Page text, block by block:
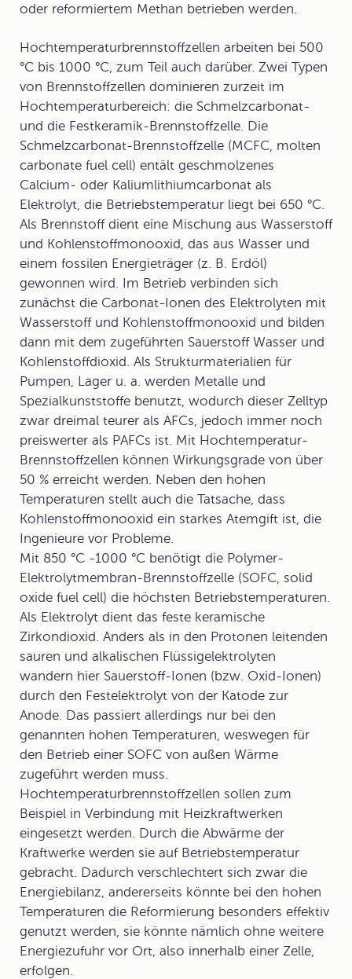
oder reformiertem Methan betrieben werden.
Hochtemperaturbrennstoffzellen arbeiten bei 500
°C bis 1000 °C, zum Teil auch darüber. Zwei Typen
von Brennstoffzellen dominieren zurzeit im
Hochtemperaturbereich: die Schmelzcarbonat-
und die Festkeramik-Brennstoffzelle. Die
Schmelzcarbonat-Brennstoffzelle (MCFC, molten
carbonate fuel cell) entält geschmolzenes
Calcium- oder Kaliumlithiumcarbonat als
Elektrolyt, die Betriebstemperatur liegt bei 650 °C.
Als Brennstoff dient eine Mischung aus Wasserstoff
und Kohlenstoffmonooxid, das aus Wasser und
einem fossilen Energieträger (z. B. Erdöl)
gewonnen wird. Im Betrieb verbinden sich
zunächst die Carbonat-Ionen des Elektrolyten mit
Wasserstoff und Kohlenstoffmonooxid und bilden
dann mit dem zugeführten Sauerstoff Wasser und
Kohlenstoffdioxid. Als Strukturmaterialien für
Pumpen, Lager u. a. werden Metalle und
Spezialkunststoffe benutzt, wodurch dieser Zelltyp
zwar dreimal teurer als AFCs, jedoch immer noch
preiswerter als PAFCs ist. Mit Hochtemperatur-
Brennstoffzellen können Wirkungsgrade von über
50 % erreicht werden. Neben den hohen
Temperaturen stellt auch die Tatsache, dass
Kohlenstoffmonooxid ein starkes Atemgift ist, die
Ingenieure vor Probleme.
Mit 850 °C -1000 °C benötigt die Polymer-
Elektrolytmembran-Brennstoffzelle (SOFC, solid
oxide fuel cell) die höchsten Betriebstemperaturen.
Als Elektrolyt dient das feste keramische
Zirkondioxid. Anders als in den Protonen leitenden
sauren und alkalischen Flüssigelektrolyten
wandern hier Sauerstoff-Ionen (bzw. Oxid-Ionen)
durch den Festelektrolyt von der Katode zur
Anode. Das passiert allerdings nur bei den
genannten hohen Temperaturen, weswegen für
den Betrieb einer SOFC von außen Wärme
zugeführt werden muss.
Hochtemperaturbrennstoffzellen sollen zum
Beispiel in Verbindung mit Heizkraftwerken
eingesetzt werden. Durch die Abwärme der
Kraftwerke werden sie auf Betriebstemperatur
gebracht. Dadurch verschlechtert sich zwar die
Energiebilanz, andererseits könnte bei den hohen
Temperaturen die Reformierung besonders effektiv
genutzt werden, sie könnte nämlich ohne weitere
Energiezufuhr vor Ort, also innerhalb einer Zelle,
erfolgen.